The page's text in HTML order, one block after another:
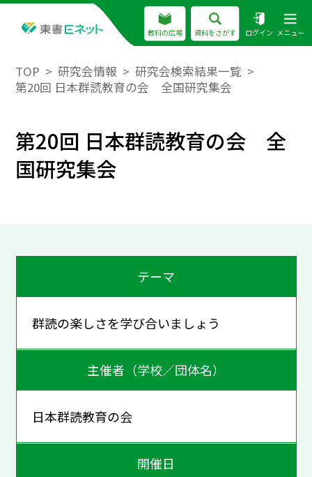
教科の広場 資料をさがす ログイン メニュー
TOP 研究会情報
研究会検索結果一覧
第20回 日本群読教育の会 全国研究集会
第20回 日本群読教育の会 全
国研究集会
テーマ
群読の楽しさを学び合いましょう
主催者（学校／団体名）
日本群読教育の会
開催日